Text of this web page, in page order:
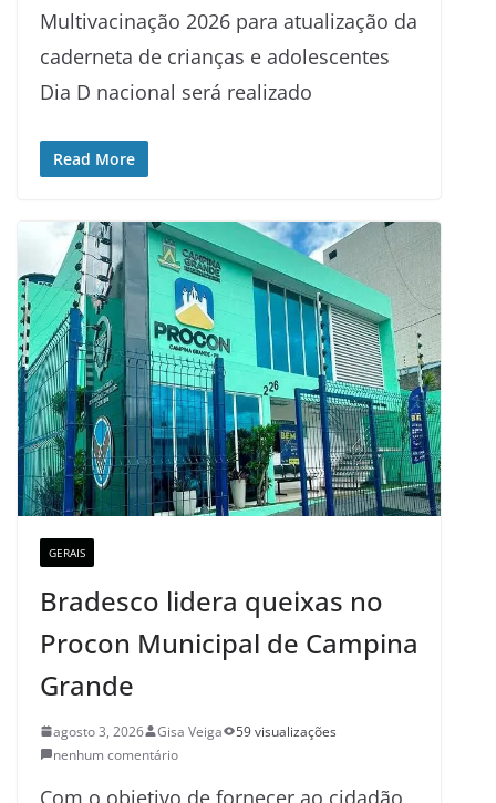
Multivacinação 2026 para atualização da
caderneta de crianças e adolescentes
Dia D nacional será realizado
Read More
GERAIS
Bradesco lidera queixas no
Procon Municipal de Campina
Grande
agosto 3, 2026 Gisa Veiga
59 visualizações
nenhum comentário
Com o objetivo de fornecer ao cidadão